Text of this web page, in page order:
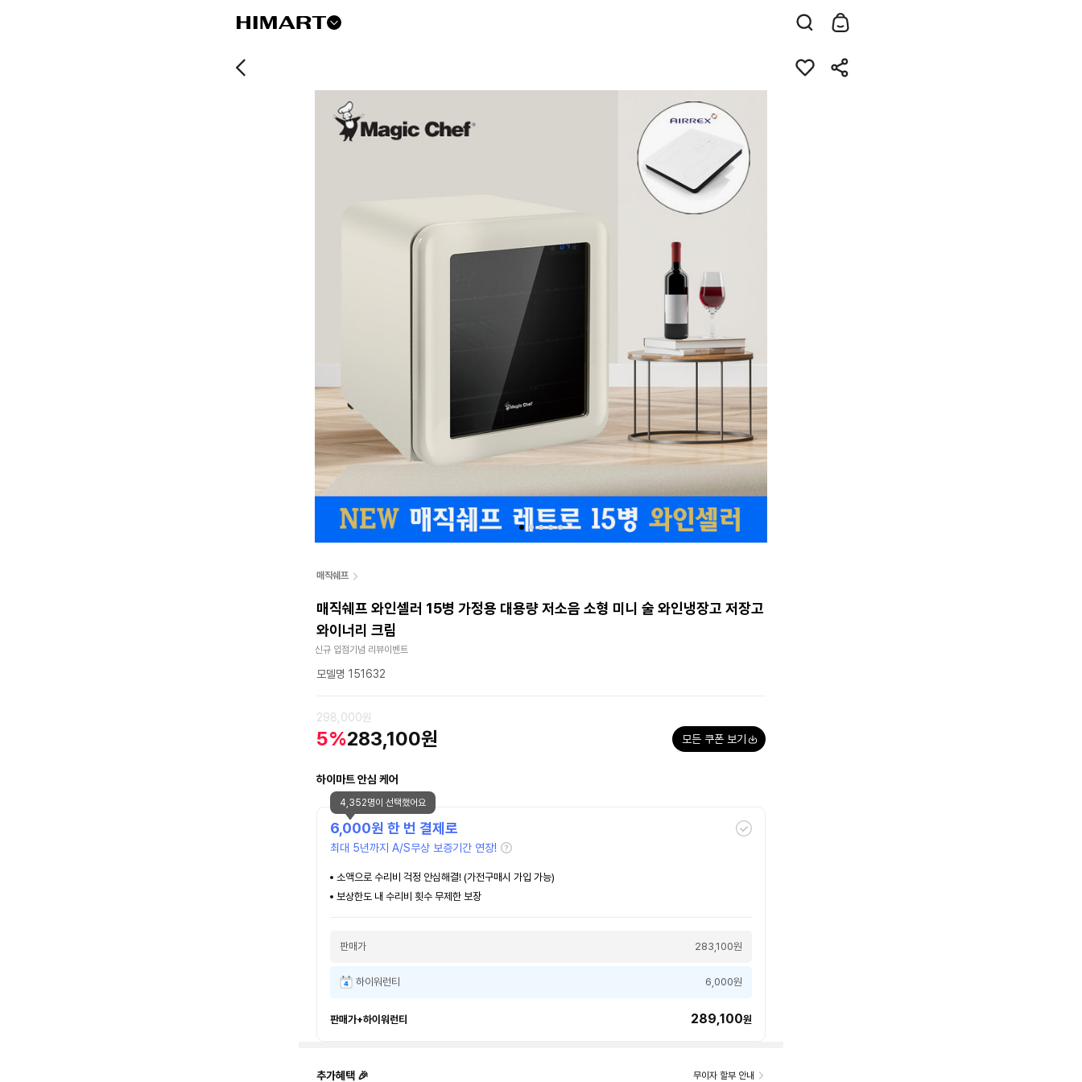
매직쉐프
매직쉐프 와인셀러 15병 가정용 대용량 저소음 소형 미니 술 와인냉장고 저장고
와이너리 크림
신규 입점기념 리뷰이벤트
모델명 151632
298,000원
5%283,100원 모든 쿠폰 보기
하이마트 안심 케어
6,000원 한 번 결제로
최대 5년까지 A/S무상 보증기간 연장!
소액으로 수리비 걱정 안심해결! (가전구매시 가입 가능)
보상한도 내 수리비 횟수 무제한 보장
판매가 283,100원
하이워런티 6,000원
판매가+하이워런티 289,100원
4,352명이 선택했어요
추가혜택 🎉 무이자 할부 안내